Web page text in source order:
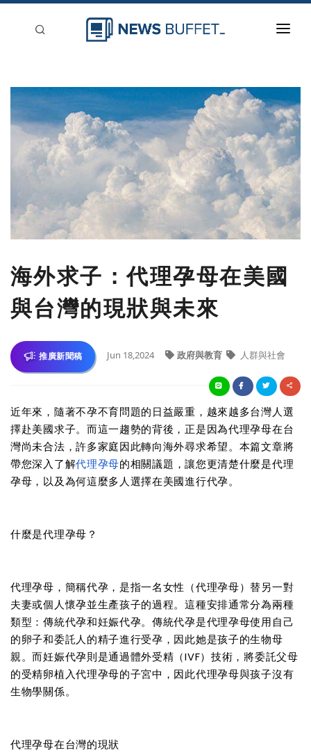
新聞稿分類
登入
刊登
海外求子：代理孕母在美國
與台灣的現狀與未來
推廣新聞稿 Jun 18,2024 政府與教育 人群與社會
近年來，隨著不孕不育問題的日益嚴重，越來越多台灣人選
擇赴美國求子。而這一趨勢的背後，正是因為代理孕母在台
灣尚未合法，許多家庭因此轉向海外尋求希望。本篇文章將
帶您深入了解代理孕母的相關議題，讓您更清楚什麼是代理
孕母，以及為何這麼多人選擇在美國進行代孕。
什麼是代理孕母？
代理孕母，簡稱代孕，是指一名女性（代理孕母）替另一對
夫妻或個人懷孕並生產孩子的過程。這種安排通常分為兩種
類型：傳統代孕和妊娠代孕。傳統代孕是代理孕母使用自己
的卵子和委託人的精子進行受孕，因此她是孩子的生物母
親。而妊娠代孕則是通過體外受精（IVF）技術，將委託父母
的受精卵植入代理孕母的子宮中，因此代理孕母與孩子沒有
生物學關係。
代理孕母在台灣的現狀